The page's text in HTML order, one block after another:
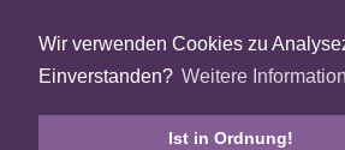
Wir verwenden Cookies zu
Einverstanden? Weitere
Ist in Ordnung!
Folge uns auf
Tweets by AmalgamFansubs